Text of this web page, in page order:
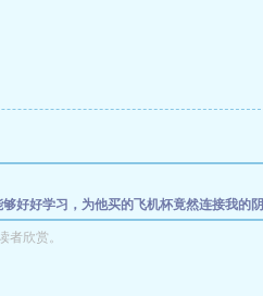
好好学习，为他买的飞机杯竟然连接我的阴
人便器
欣赏。